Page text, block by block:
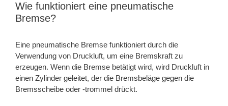
Wie funktioniert eine pneumatische
Bremse?
Eine pneumatische Bremse funktioniert durch die
Verwendung von Druckluft, um eine Bremskraft zu
erzeugen. Wenn die Bremse betätigt wird, wird Druckluft in
einen Zylinder geleitet, der die Bremsbeläge gegen die
Bremsscheibe oder -trommel drückt.